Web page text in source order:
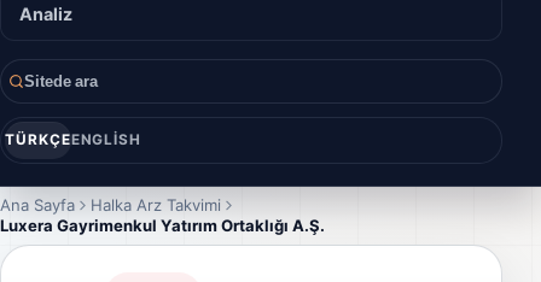
Analiz
Sitede ara
TÜRKÇEENGLISH
Ana Sayfa
Halka Arz Takvimi
Luxera Gayrimenkul Yatırım Ortaklığı A.Ş.